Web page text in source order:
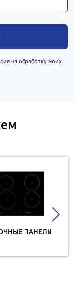
на обработку моих
ПАНЕЛИ